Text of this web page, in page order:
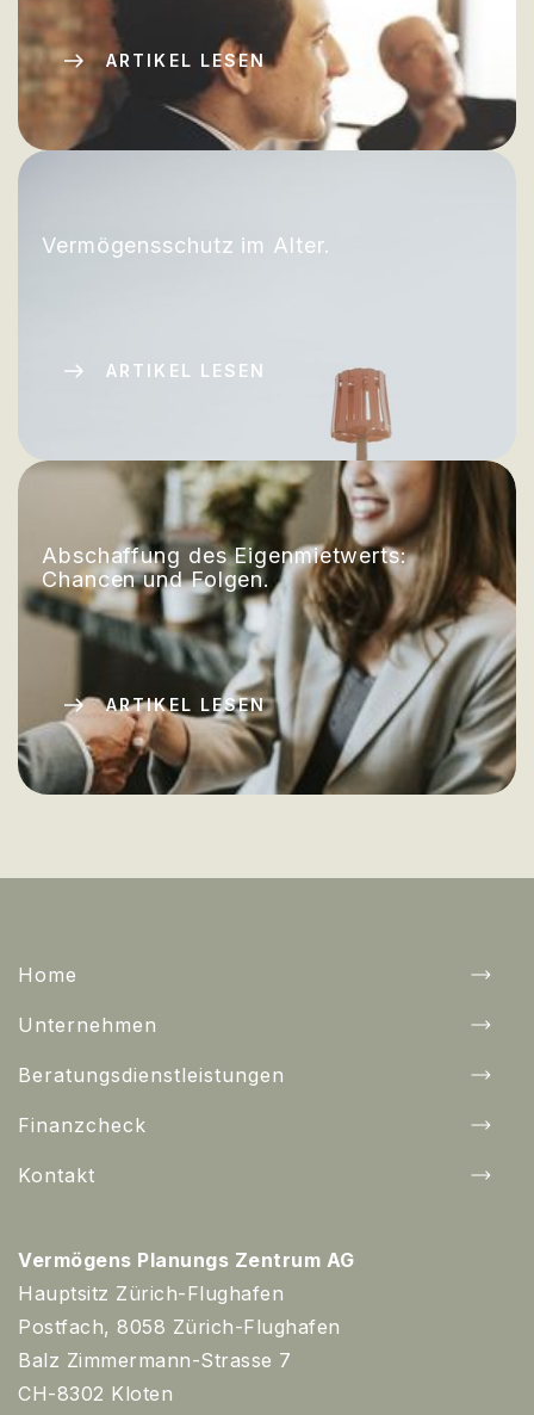
ARTIKEL LESEN
Vermögensschutz im Alter.
ARTIKEL LESEN
Abschaffung des Eigenmietwerts:
Chancen und Folgen.
ARTIKEL LESEN
Home
Unternehmen
Beratungsdienstleistungen
Finanzcheck
Kontakt
Vermögens Planungs Zentrum AG
Hauptsitz Zürich-Flughafen
Postfach, 8058 Zürich-Flughafen
Balz Zimmermann-Strasse 7
CH-8302 Kloten